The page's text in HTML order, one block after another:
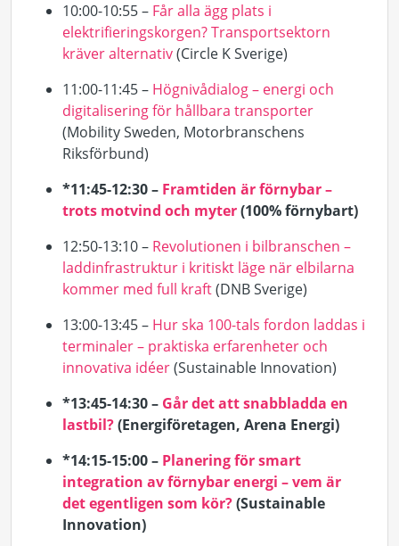
10:00-10:55– Får alla ägg plats i
elektrifieringskorgen? Transportsektorn
kräver alternativ(Circle K Sverige)
11:00-11:45 – Högnivådialog – energi och
digitalisering för hållbara transporter
(MobilitySweden, Motorbranschens
Riksförbund)
*11:45-12:30 – Framtiden är förnybar –
trots motvind och myter(100% förnybart)
12:50-13:10 – Revolutionen i bilbranschen –
laddinfrastruktur i kritiskt läge när elbilarna
kommer med full kraft(DNB Sverige)
13:00-13:45 – Hur ska 100-tals fordon laddas i
terminaler – praktiska erfarenheter och
innovativa idéer(Sustainable Innovation)
*13:45-14:30 – Går det att snabbladda en
lastbil?(Energiföretagen, Arena Energi)
*14:15-15:00 – Planering för smart
integration av förnybar energi – vem är
det egentligen som kör?(Sustainable
Innovation)